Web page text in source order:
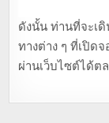
ดังนั้น ท่านที่จะเ
ทางต่าง ๆ ที่เปิด
ผ่านเว็บไซต์ได้ต